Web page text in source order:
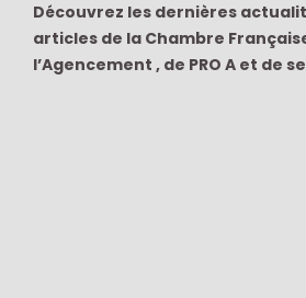
Découvrez les dernières
articles de la Chambre
l’Agencement , de PRO A et de